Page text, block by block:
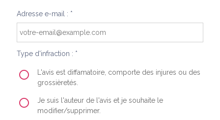
Adresse e-mail : *
Type d'infraction : *
L'avis est diffamatoire, comporte des injures ou des
grossièretés.
Je suis l'auteur de l'avis et je souhaite le
modifier/supprimer.